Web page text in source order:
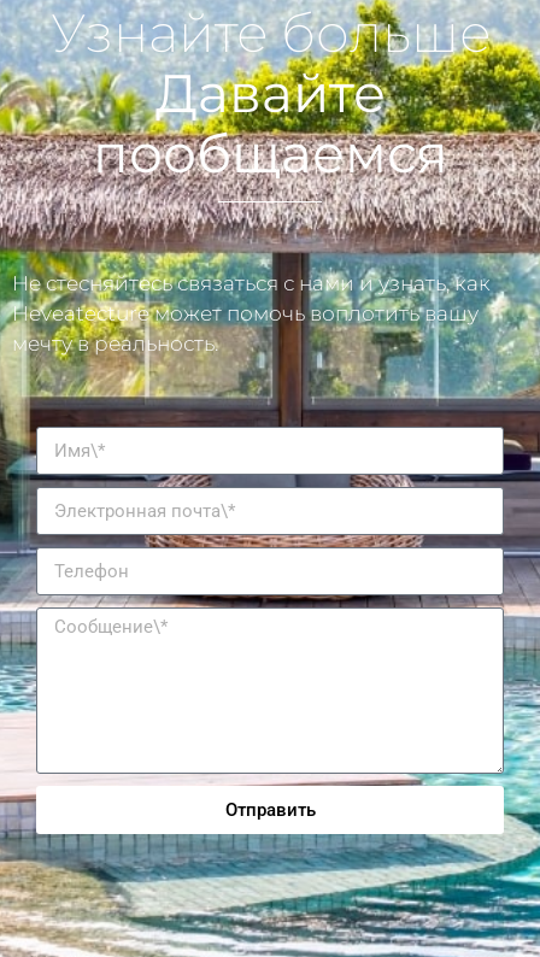
Узнайте больше
Давайте
пообщаемся
Не стесняйтесь связаться с нами и узнать, как
Heveatecture может помочь воплотить вашу
мечту в реальность.
Отправить
Alternative: